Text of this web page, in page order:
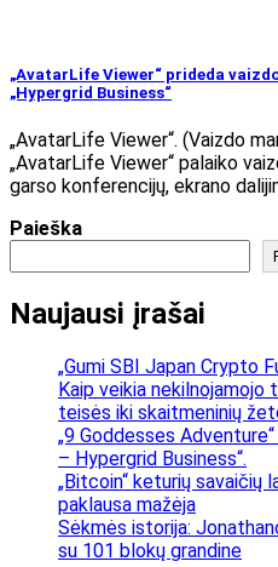
„AvatarLife Viewer“ prideda
„Hypergrid Business“
„AvatarLife Viewer“. (Vaizdo
„AvatarLife Viewer“ palaiko
garso konferencijų, ekrano
Paieška
Naujausi įrašai
„Gumi SBI Japan Crypto
Kaip veikia
teisės iki skaitmeninių
„9 Goddesses
– Hypergrid Business“.
„Bitcoin“ keturių savaičių
paklausa mažėja
Sėkmės istorija:
su 101 blokų grandine